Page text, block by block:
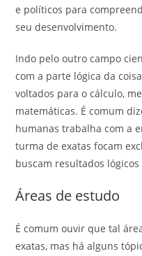
e políticos para
seu desenvolvimento.
Indo pelo outro campo
com a parte lógica da
voltados para o cálculo,
matemáticas. É comum
humanas trabalha com a
turma de exatas focam
buscam resultados lógicos
Áreas de estudo
É comum ouvir que tal
exatas, mas há alguns